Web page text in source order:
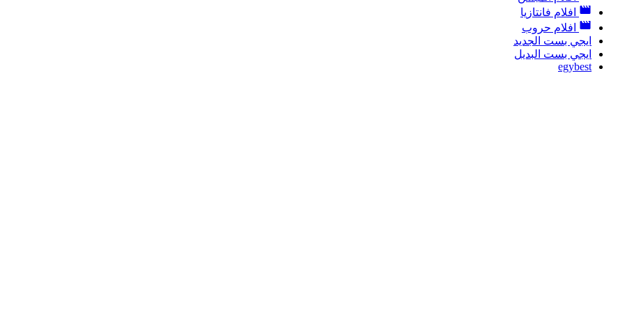
افلام فانتازيا
افلام حروب
ايجي بست الجديد
ايجي بست البديل
egybest